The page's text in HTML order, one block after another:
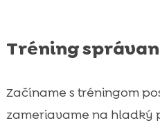
Tréning
Začíname s tréningom
zameriavame na hladký